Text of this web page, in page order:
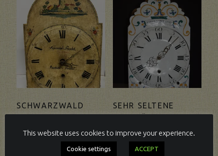
SCHWARZWALD
1822.
SEHR SELTENE
“COMTOISE ” UHR
VON UNGEFÄHR
This website uses cookies to improve your experience.
Cookie settings ACCEPT